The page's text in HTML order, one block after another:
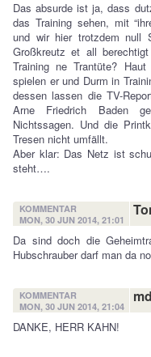
Das absurde ist ja, dass
das Training sehen, mit
und wir hier trotzdem null
Großkreutz et all
Training ne Trantüte?
spielen er und Durm in
dessen lassen die TV-
Arne Friedrich Baden
Nichtssagen. Und die
Tresen nicht umfällt.
Aber klar: Das Netz ist
steht….
KOMMENTAR
MON, 30 JUN 2014, 21:01
Da sind doch die
Hubschrauber darf man da
KOMMENTAR
MON, 30 JUN 2014, 21:04
DANKE, HERR KAHN!